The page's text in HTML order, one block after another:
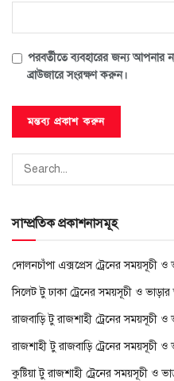
পরবর্তীতে ব্যবহারের জন্য আপনার
ব্রাউজারে সংরক্ষণ করুন।
সাম্প্রতিক প্রকাশনাসমূহ
দোলনচাঁপা এক্সপ্রেস ট্রেনের সময়সূচী ও
সিলেট টু ঢাকা ট্রেনের সময়সূচী ও ভাড়ার
রাজবাড়ি টু রাজশাহী ট্রেনের সময়সূচী ও
রাজশাহী টু রাজবাড়ি ট্রেনের সময়সূচী ও
কুষ্টিয়া টু রাজশাহী ট্রেনের সময়সূচী ও